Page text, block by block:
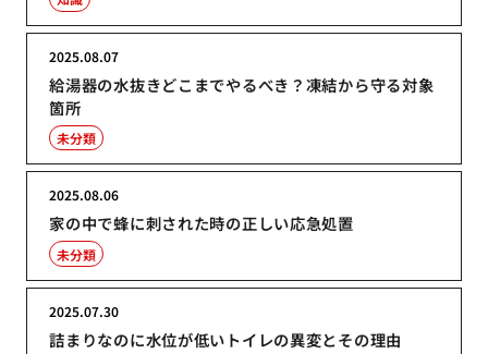
給湯器の水抜きどこまでやるべき？凍結から守る対象
箇所
2025.08.07
未分類
家の中で蜂に刺された時の正しい応急処置
2025.08.06
未分類
詰まりなのに水位が低いトイレの異変とその理由
2025.07.30